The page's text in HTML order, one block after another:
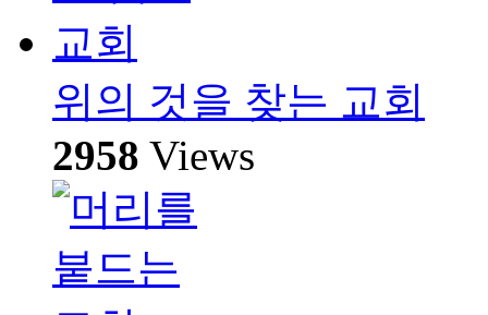
위의 것을 찾는 교회
2958 Views